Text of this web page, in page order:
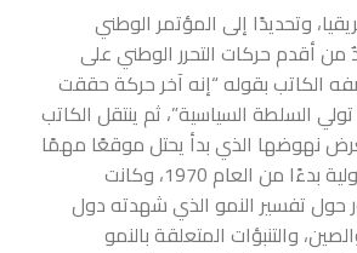
وتحديدًا إلى المؤتمر الوطني
أقدم حركات التحرر الوطني على
الكاتب بقوله “إنه آخر حركة حققت
السلطة السياسية”، ثم ينتقل الكاتب
نهوضها الذي بدأ يحتل موقعًا مهمًا
في أبرز المحافل الدولية بدءًا من العام 1970، وكانت
حول تفسير النمو الذي شهدته دول
والتنبؤات المتعلقة بالنمو